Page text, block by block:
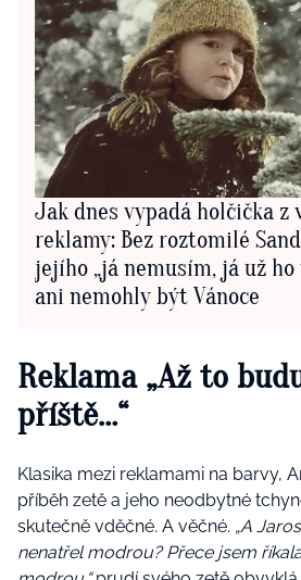
Jak dnes vypadá holčička z
reklamy: Bez roztomilé
jejího „já nemusím, já už
ani nemohly být Vánoce
Reklama „Až to
příště…“
Klasika mezi reklamami na barvy,
příběh zetě a jeho neodbytné
skutečně vděčné. A věčné. „A
nenatřel modrou? Přece jsem